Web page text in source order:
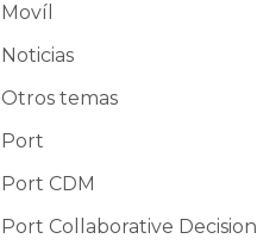
Movíl
Noticias
Otros temas
Port
Port CDM
Port Collaborative Decision